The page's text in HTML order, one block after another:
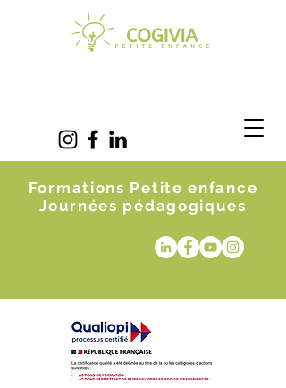
Formations Petite enfance
Journées pédagogiques